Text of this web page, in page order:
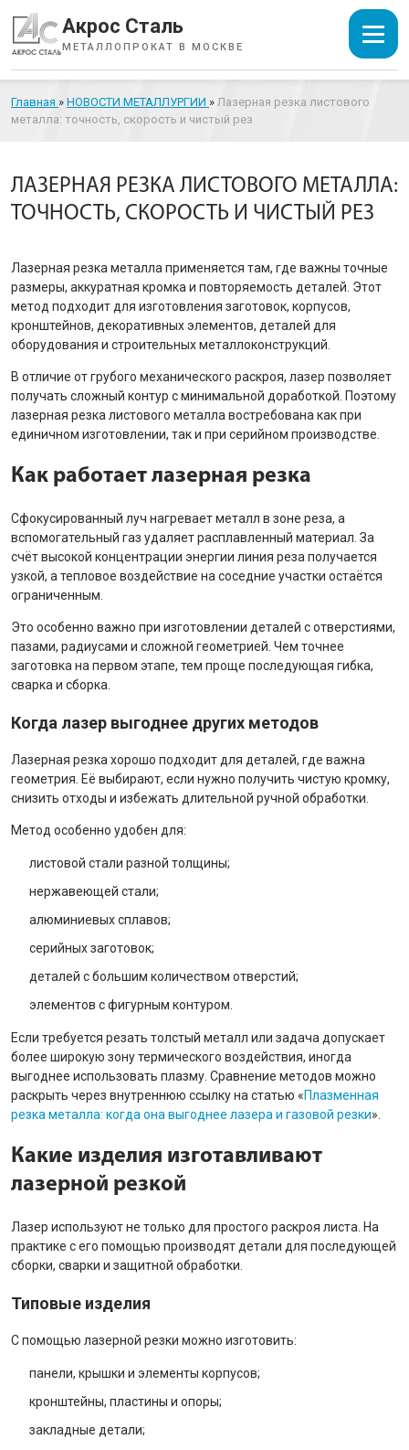
Акрос Сталь
МЕТАЛЛОПРОКАТ В МОСКВЕ
Главная » НОВОСТИ МЕТАЛЛУРГИИ » Лазерная резка листового
металла: точность, скорость и чистый рез
ЛАЗЕРНАЯ РЕЗКА ЛИСТОВОГО МЕТАЛЛА:
ТОЧНОСТЬ, СКОРОСТЬ И ЧИСТЫЙ РЕЗ
Лазерная резка металла применяется там, где важны точные
размеры, аккуратная кромка и повторяемость деталей. Этот
метод подходит для изготовления заготовок, корпусов,
кронштейнов, декоративных элементов, деталей для
оборудования и строительных металлоконструкций.
В отличие от грубого механического раскроя, лазер позволяет
получать сложный контур с минимальной доработкой. Поэтому
лазерная резка листового металла востребована как при
единичном изготовлении, так и при серийном производстве.
Как работает лазерная резка
Сфокусированный луч нагревает металл в зоне реза, а
вспомогательный газ удаляет расплавленный материал. За
счёт высокой концентрации энергии линия реза получается
узкой, а тепловое воздействие на соседние участки остаётся
ограниченным.
Это особенно важно при изготовлении деталей с отверстиями,
пазами, радиусами и сложной геометрией. Чем точнее
заготовка на первом этапе, тем проще последующая гибка,
сварка и сборка.
Когда лазер выгоднее других методов
Лазерная резка хорошо подходит для деталей, где важна
геометрия. Её выбирают, если нужно получить чистую кромку,
снизить отходы и избежать длительной ручной обработки.
Метод особенно удобен для:
листовой стали разной толщины;
нержавеющей стали;
алюминиевых сплавов;
серийных заготовок;
деталей с большим количеством отверстий;
элементов с фигурным контуром.
Если требуется резать толстый металл или задача допускает
более широкую зону термического воздействия, иногда
выгоднее использовать плазму. Сравнение методов можно
раскрыть через внутреннюю ссылку на статью «Плазменная
резка металла: когда она выгоднее лазера и газовой резки».
Какие изделия изготавливают
лазерной резкой
Лазер используют не только для простого раскроя листа. На
практике с его помощью производят детали для последующей
сборки, сварки и защитной обработки.
Типовые изделия
С помощью лазерной резки можно изготовить:
панели, крышки и элементы корпусов;
кронштейны, пластины и опоры;
закладные детали;